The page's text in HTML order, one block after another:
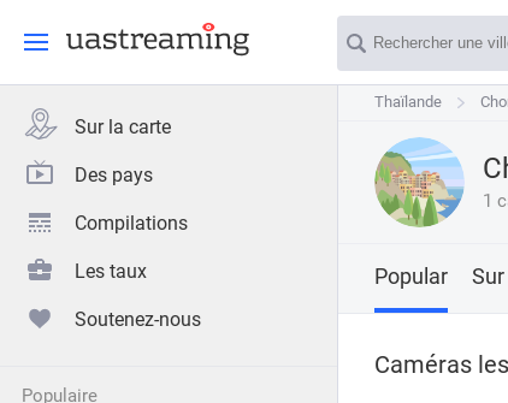
Sur la carte
Des pays
Compilations
Les taux
Soutenez-nous
populaire
Thaïlande
Thaïlande
1
Popular
Caméras